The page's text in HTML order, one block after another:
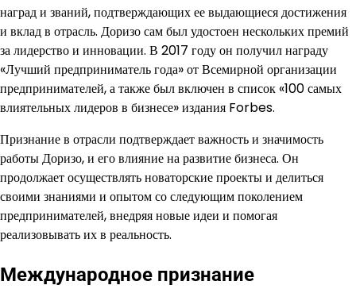
наград и званий, подтверждающих ее выдающиеся достижения
и вклад в отрасль. Доризо сам был удостоен нескольких премий
за лидерство и инновации. В 2017 году он получил награду
«Лучший предприниматель года» от Всемирной организации
предпринимателей, а также был включен в список «100 самых
влиятельных лидеров в бизнесе» издания Forbes.
Признание в отрасли подтверждает важность и значимость
работы Доризо, и его влияние на развитие бизнеса. Он
продолжает осуществлять новаторские проекты и делиться
своими знаниями и опытом со следующим поколением
предпринимателей, внедряя новые идеи и помогая
реализовывать их в реальность.
Международное признание